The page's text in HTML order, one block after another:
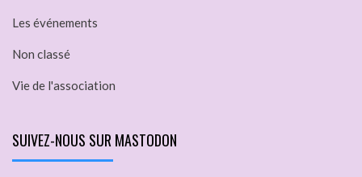
Les événements
Non classé
Vie de l'association
SUIVEZ-NOUS SUR MASTODON